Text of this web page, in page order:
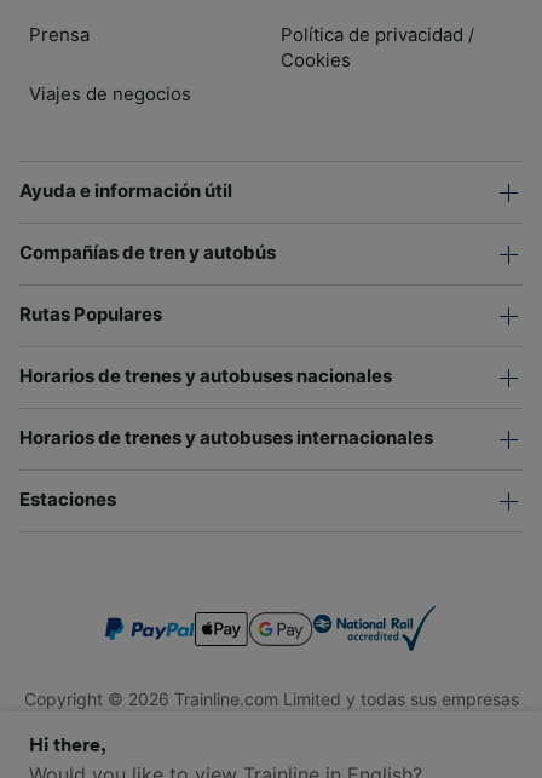
Prensa
Viajes de negocios
Política de privacidad /
Cookies
Ayuda e información útil
Compañías de tren y autobús
Rutas Populares
Horarios de trenes y autobuses nacionales
Horarios de trenes y autobuses internacionales
Estaciones
Copyright © 2026 Trainline.com Limited y todas sus empresas
Trainline.com Limited está registrada en Inglaterra y Gales.
Compañía No. 3846791. Dirección: 1 Stonecutter St, Londres
Hi there,